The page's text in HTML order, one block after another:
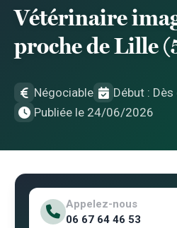
Vétérinaire
proche de Lille
Négociable
Début :
Publiée le 24/06/2026
Appelez-nous
06 67 64 46 53